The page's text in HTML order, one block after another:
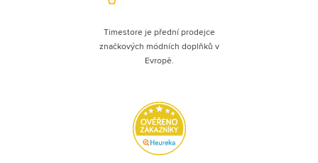
Timestore je přední prodejce
značkových módních doplňků v
Evropě.